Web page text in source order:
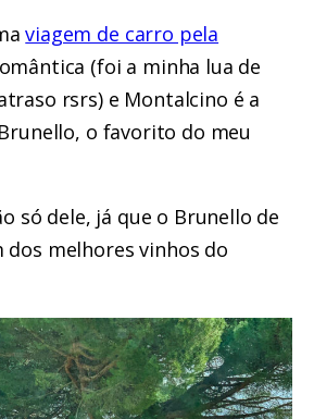
viagem de carro pela
(foi a minha lua de
rsrs) e Montalcino é a
o favorito do meu
só dele, já que o Brunello de
dos melhores vinhos do